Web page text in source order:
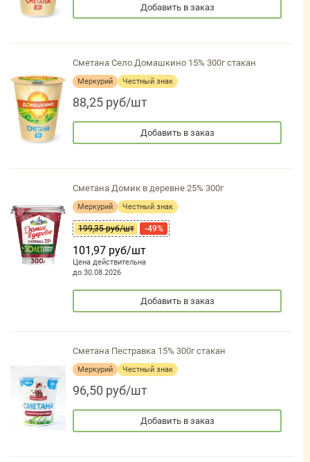
Добавить в заказ
Сметана Село Домашкино 15% 300г стакан
Меркурий Честный знак
88,25 руб/шт
Добавить в заказ
Сметана Домик в деревне 25% 300г
Меркурий Честный знак
199,35 руб/шт -49%
101,97 руб/шт
Цена действительна
до 30.08.2026
Добавить в заказ
Сметана Пестравка 15% 300г стакан
Меркурий Честный знак
96,50 руб/шт
Добавить в заказ